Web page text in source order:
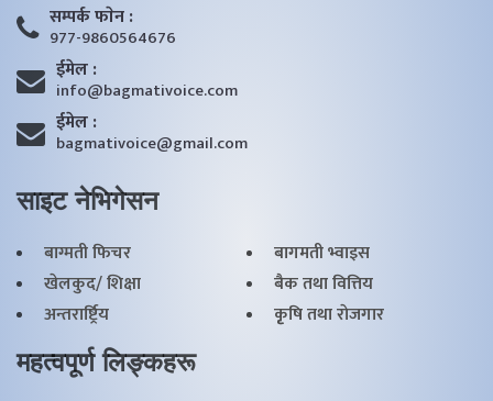
सम्पर्क फाेन :
977-9860564676
ईमेल :
info@bagmativoice.com
ईमेल :
bagmativoice@gmail.com
साइट नेभिगेसन
बाग्मती फिचर
बागमती भ्वाइस
खेलकुद/ शिक्षा
बैक तथा वित्तिय
अन्तरार्ष्ट्रिय
कृृषि तथा राेजगार
महत्वपूर्ण लिङ्कहरू